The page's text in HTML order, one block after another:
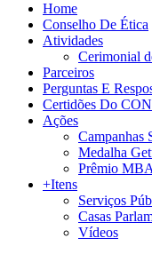
Home
Conselho De Ética
Atividades
Cerimonial
Parceiros
Perguntas E
Certidões Do
Ações
Campanhas
Medalha
Prêmio
+Itens
Serviços
Casas
Vídeos